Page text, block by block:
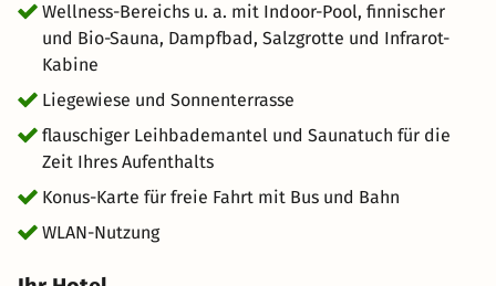
Wellness-Bereichs u. a. mit Indoor-Pool, finnischer
und Bio-Sauna, Dampfbad, Salzgrotte und Infrarot-
Kabine
Liegewiese und Sonnenterrasse
flauschiger Leihbademantel und Saunatuch für die
Zeit Ihres Aufenthalts
Konus-Karte für freie Fahrt mit Bus und Bahn
WLAN-Nutzung